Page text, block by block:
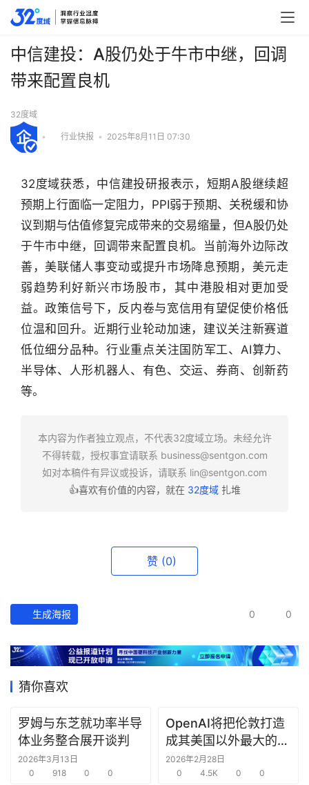
行
业
快
报
数
据
研
报
告
中信建投：A股仍处于牛市中继，回调
带来配置良机
32度域
• 行业快报 • 2025年8月11日 07:30
32度域获悉，中信建投研报表示，短期A股继续超
预期上行面临一定阻力，PPI弱于预期、关税缓和协
议到期与估值修复完成带来的交易缩量，但A股仍处
于牛市中继，回调带来配置良机。当前海外边际改
善，美联储人事变动或提升市场降息预期，美元走
弱趋势利好新兴市场股市，其中港股相对更加受
益。政策信号下，反内卷与宽信用有望促使价格低
位温和回升。近期行业轮动加速，建议关注新赛道
低位细分品种。行业重点关注国防军工、AI算力、
半导体、人形机器人、有色、交运、券商、创新药
等。
本内容为作者独立观点，不代表32度域立场。未经允许
不得转载，授权事宜请联系 business@sentgon.com
如对本稿件有异议或投诉，请联系 lin@sentgon.com
👍喜欢有价值的内容，就在 32度域扎堆
赞 (0)
生成海报 0 0
猜你喜欢
罗姆与东芝就功率半导
体业务整合展开谈判
2026年3月13日
0
918 0 0
OpenAI将把伦敦打造
成其美国以外最大的研
究中心
2026年2月28日
0
4.5K 0 0